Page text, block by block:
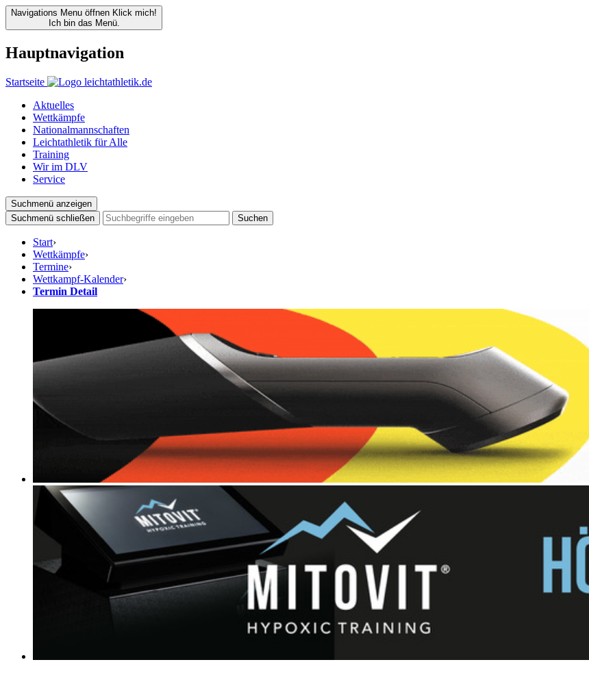
Navigations Menu öffnen Klick mich!
Ich bin das Menü.
Hauptnavigation
Startseite
Aktuelles
Wettkämpfe
Nationalmannschaften
Leichtathletik für Alle
Training
Wir im DLV
Service
Suchmenü anzeigen
Suchmenü schließen
Suchen
Start›
Wettkämpfe›
Termine›
Wettkampf-Kalender›
Termin Detail